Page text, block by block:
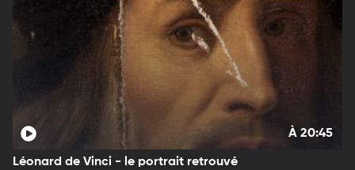
À 20:45
Léonard de Vinci - le portrait retrouvé